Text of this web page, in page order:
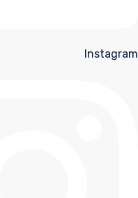
Instagram